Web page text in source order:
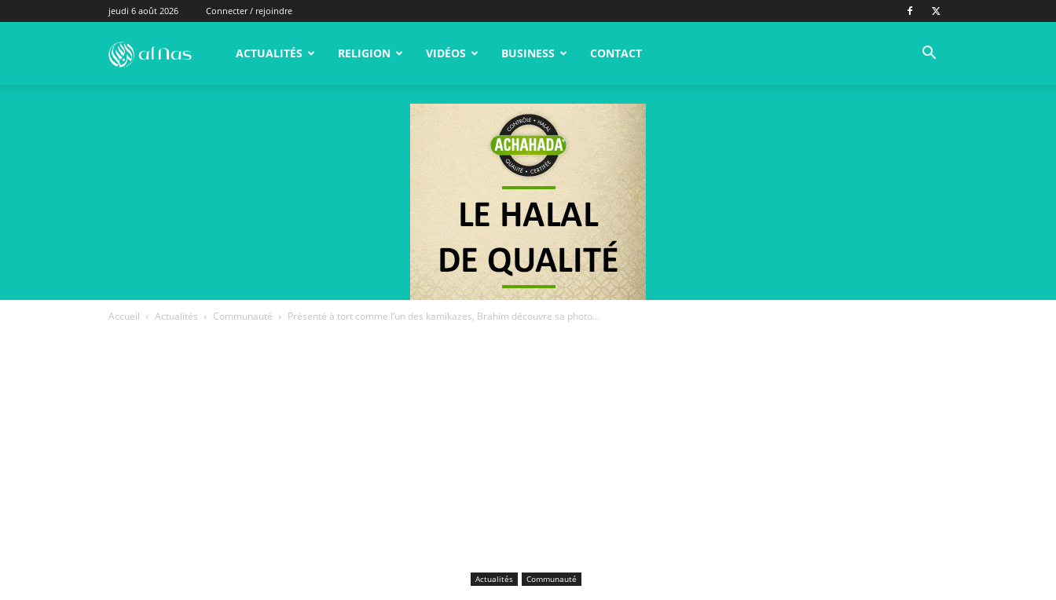
jeudi 6 août 2026 Connecter / rejoindre
alNas.fr ACTUALITÉS RELIGION VIDÉOS BUSINESS CONTACT
Accueil Actualités Communauté Présenté à tort comme l’un des kamikazes, Brahim découvre sa photo...
Actualités Communauté